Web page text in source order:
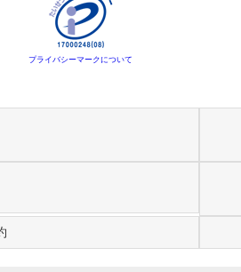
プライバシーマークについて